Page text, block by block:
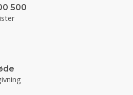
500